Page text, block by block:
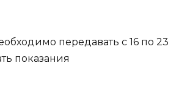
передавать с 16 по 23
показания